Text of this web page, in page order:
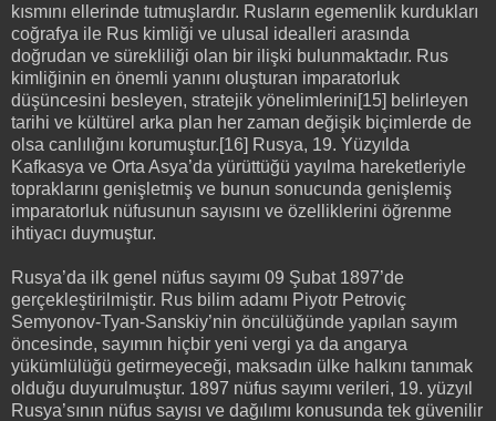
kısmını ellerinde tutmuşlardır. Rusların egemenlik kurdukları
coğrafya ile Rus kimliği ve ulusal idealleri arasında
doğrudan ve sürekliliği olan bir ilişki bulunmaktadır. Rus
kimliğinin en önemli yanını oluşturan imparatorluk
düşüncesini besleyen, stratejik yönelimlerini[15] belirleyen
tarihi ve kültürel arka plan her zaman değişik biçimlerde de
olsa canlılığını korumuştur.[16] Rusya, 19. Yüzyılda
Kafkasya ve Orta Asya’da yürüttüğü yayılma hareketleriyle
topraklarını genişletmiş ve bunun sonucunda genişlemiş
imparatorluk nüfusunun sayısını ve özelliklerini öğrenme
ihtiyacı duymuştur.
Rusya’da ilk genel nüfus sayımı 09 Şubat 1897’de
gerçekleştirilmiştir. Rus bilim adamı Piyotr Petroviç
Semyonov-Tyan-Sanskiy’nin öncülüğünde yapılan sayım
öncesinde, sayımın hiçbir yeni vergi ya da angarya
yükümlülüğü getirmeyeceği, maksadın ülke halkını tanımak
olduğu duyurulmuştur. 1897 nüfus sayımı verileri, 19. yüzyıl
Rusya’sının nüfus sayısı ve dağılımı konusunda tek güvenilir